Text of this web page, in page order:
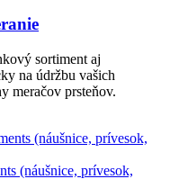
sortiment aj
na údržbu vašich
meračov prsteňov.
(náušnice, prívesok,